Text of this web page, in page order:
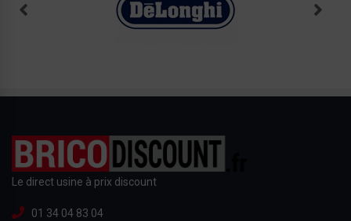
Le direct usine à prix discount
01 34 04 83 04